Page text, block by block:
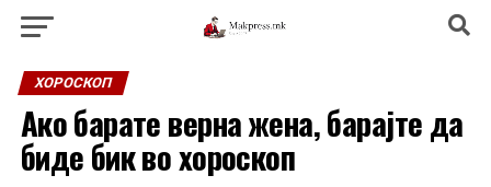
ХОРОСКОП
Ако барате верна жена, барајте да
биде бик во хороскоп